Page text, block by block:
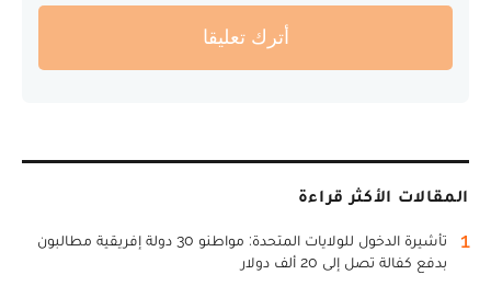
أترك تعليقا
المقالات الأكثر قراءة
1
تأشيرة الدخول للولايات المتحدة: مواطنو 30 دولة إفريقية مطالبون
بدفع كفالة تصل إلى 20 ألف دولار